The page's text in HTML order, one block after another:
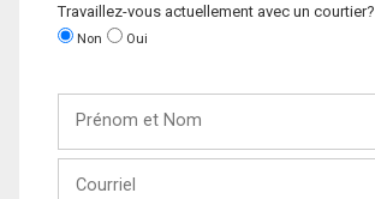
Travaillez-vous actuellement avec un courtier?
Non Oui
Nom